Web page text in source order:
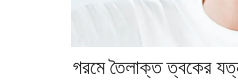
গরমে তৈলাক্ত ত্বকের